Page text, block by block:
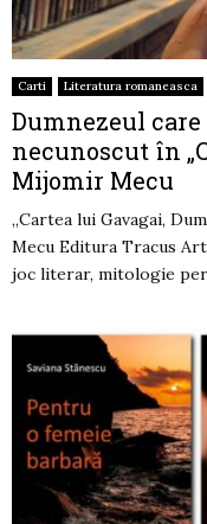
Carti Literatura romaneasca
Dumnezeul care
necunoscut în
Mijomir Mecu
„Cartea lui Gavagai,
Mecu Editura Tracus
joc literar, mitologie